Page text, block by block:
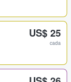
US$ 25
cada